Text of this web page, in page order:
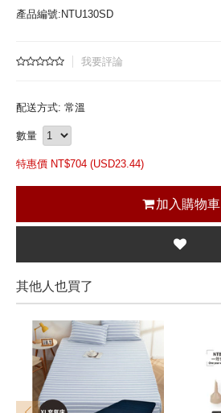
產品編號:NTU130SD
我要評論
配送方式: 常溫
數量
特惠價 NT$704 (USD23.44)
加入購物車
其他人也買了